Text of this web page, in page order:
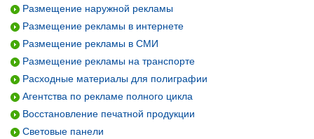
Размещение наружной рекламы
Размещение рекламы в интернете
Размещение рекламы в СМИ
Размещение рекламы на транспорте
Расходные материалы для полиграфии
Агентства по рекламе полного цикла
Восстановление печатной продукции
Световые панели